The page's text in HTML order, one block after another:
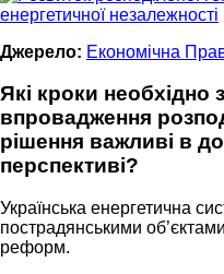
Джерело: Економічна
Які кроки необхідно
впровадження
рішення важливі в
перспективі?
Українська енергетична
пострадянськими
реформ.